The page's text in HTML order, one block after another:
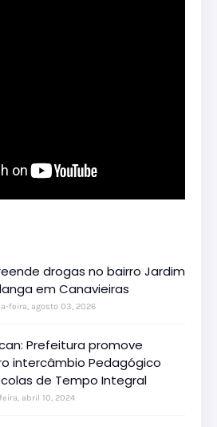
drogas no bairro Jardim
em Canavieiras
feira, agosto 03, 2026
Prefeitura promove
intercâmbio Pedagógico
de Tempo Integral
abril 10, 2024